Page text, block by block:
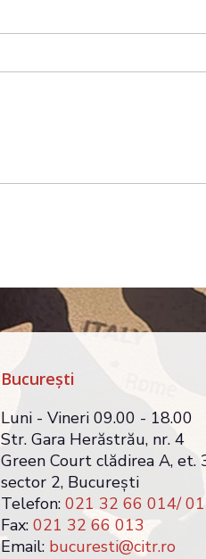
Bucureşti
Luni - Vineri 09.00 - 18.00
Str. Gara Herăstrău, nr. 4
Green Court clădirea A, et.
sector 2, București
Telefon: 021 32 66 014/
Fax: 021 32 66 013
Email: bucuresti@citr.ro